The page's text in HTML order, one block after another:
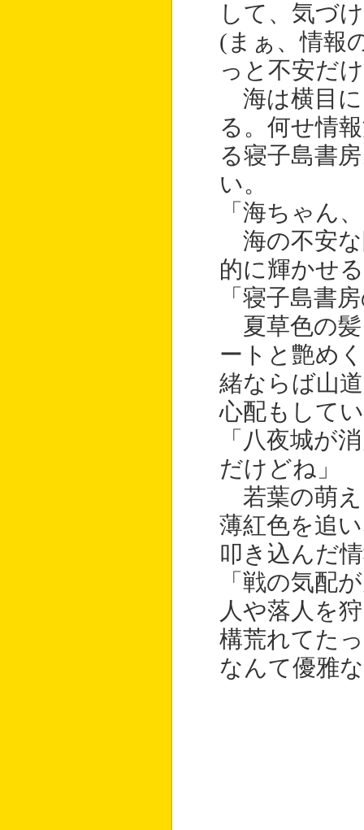
して、気づ
(まぁ、情報
っと不安だ
海は横目に
る。何せ情
る寝子島書
い。
「海ちゃん
海の不安な
的に輝かせ
「寝子島書
夏草色の髪
ートと艶め
緒ならば山
心配もして
「八夜城が
だけどね」
若葉の萌え
薄紅色を追
叩き込んだ
「戦の気配
人や落人を
構荒れてた
なんて優雅